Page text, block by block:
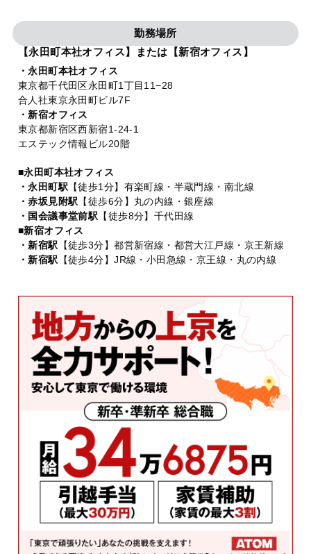
勤務場所
【永田町本社オフィス】または【新宿オフィス】
・永田町本社オフィス
東京都千代田区永田町1丁目11−28
合人社東京永田町ビル7F
・新宿オフィス
東京都新宿区西新宿1-24-1
エステック情報ビル20階
■永田町本社オフィス
・永田町駅 【徒歩1分】有楽町線・半蔵門線・南北線
・赤坂見附駅 【徒歩6分】丸の内線・銀座線
・国会議事堂前駅 【徒歩8分】千代田線
■新宿オフィス
・新宿駅 【徒歩3分】都営新宿線・都営大江戸線・京王新線
・新宿駅 【徒歩4分】JR線・小田急線・京王線・丸の内線